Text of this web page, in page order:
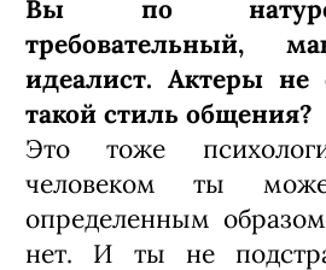
моей постановочной
произведение
изымаем весь текст и
движение, заменяя
пластическим,
спектакль, где
существуют без